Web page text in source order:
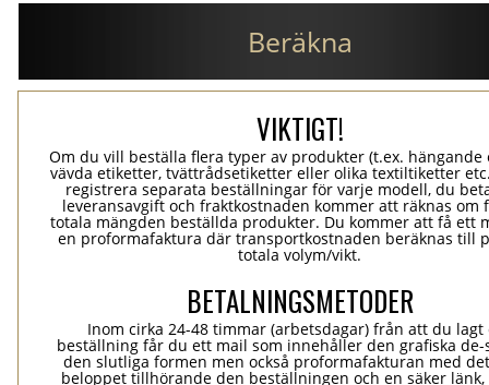
Beräkna
VIKTIGT!
Om du vill beställa flera typer av produkter (t.ex. hängande
vävda etiketter, tvättrådsetiketter eller olika textiltiketter
registrera separata beställningar för varje modell, du
leveransavgift och fraktkostnaden kommer att räknas om
totala mängden beställda produkter. Du kommer att få ett
en proformafaktura där transportkostnaden beräknas till
totala volym/vikt.
BETALNINGSMETODER
Inom cirka 24-48 timmar (arbetsdagar) från att du
beställning får du ett mail som innehåller den grafiska
den slutliga formen men också proformafakturan med
beloppet tillhörande den beställningen och en säker länk,